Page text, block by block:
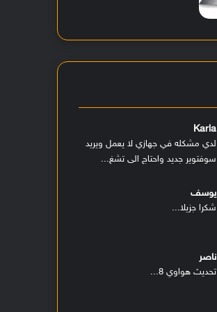
Karla
لدي مشكله في جهازي لا يعمل ويريد
سوفتوير جديد واحتاج الى تشغ...
يوسف
شكرا جزيلا...
ناصر
تحديث هواوي 8...